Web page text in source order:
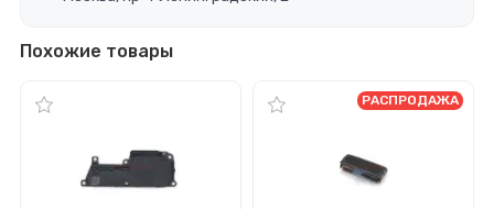
Похожие товары
РАСПРОДАЖА